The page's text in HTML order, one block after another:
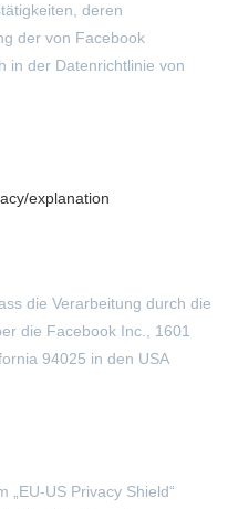
deren
der von Facebook
in der Datenrichtlinie von
explanation
die Verarbeitung durch die
die Facebook Inc., 1601
94025 in den USA
„EU-US Privacy Shield“